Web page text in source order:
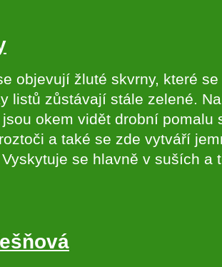
objevují žluté skvrny, které
listů zůstávají stále zelené.
okem vidět drobní pomalu
a také se zde vytváří
se hlavně v suších